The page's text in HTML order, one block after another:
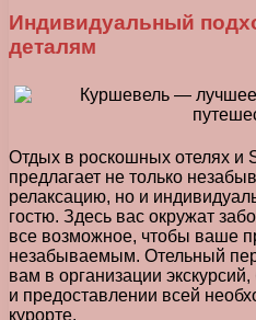
Индивидуальный
деталям
Отдых в роскошных отелях и
предлагает не только
релаксацию, но и
гостю. Здесь вас окружат
все возможное, чтобы ваше
незабываемым. Отельный
вам в организации
и предоставлении всей
курорте.